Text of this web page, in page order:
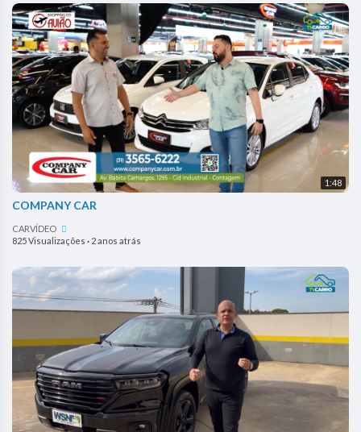
1:48
COMPANY CAR
CARVÍDEO
825 Visualizações · 2 anos atrás